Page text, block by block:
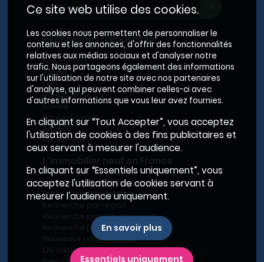
Recherches fréquentes
Grand Paris
Rhône
Lyon
Villeurbanne
Savoie
Haute-Savoie
Annecy
Aix-les-Bains
Le BRS dans la Métropole de Lyon
Promoteurs immobiliers
Recherche par département
Recherche par ville
Nouveaux programmes
Où habiter à Marseille ?
Ce site web utilise des cookies.
Les cookies nous permettent de personnaliser le
contenu et les annonces, d'offrir des fonctionnalités
relatives aux médias sociaux et d'analyser notre
trafic. Nous partageons également des informations
sur l'utilisation de notre site avec nos partenaires
d'analyse, qui peuvent combiner celles-ci avec
d'autres informations que vous leur avez fournies.
En cliquant sur “Tout Accepter”, vous acceptez
l'utilisation de cookies à des fins publicitaires et
ceux servant à mesurer l'audience.
En cliquant sur “Essentiels uniquement”, vous
acceptez l'utilisation de cookies servant à
mesurer l'audience uniquement.
En savoir plus
Essentiels uniquement